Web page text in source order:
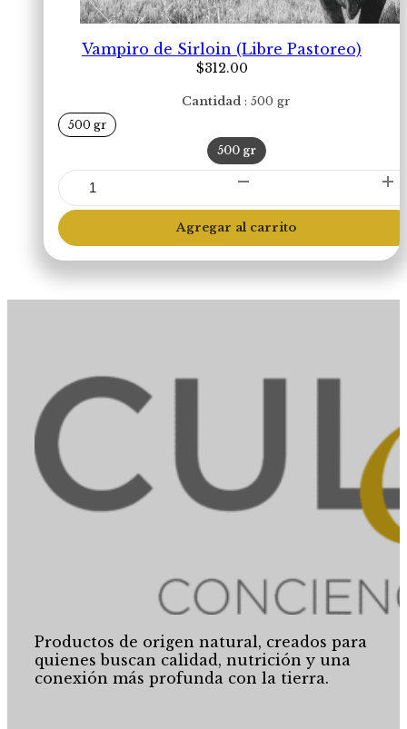
Vampiro de Sirloin (Libre Pastoreo)
$312.00
Cantidad 500 gr
500 gr
500 gr
Vampiro
de
Sirloin
(Libre
Pastoreo)
Agregar al carrito
Productos de origen natural, creados para
quienes buscan calidad, nutrición y una
conexión más profunda con la tierra.